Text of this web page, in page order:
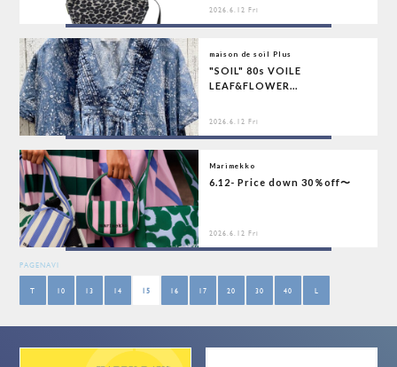
2026.6.12 Fri
maison de soil Plus
"SOIL" 80s VOILE
LEAF&FLOWER...
2026.6.12 Fri
Marimekko
6.12- Price down 30％off〜
2026.6.12 Fri
PAGENAVI
T 10 13 14 15 16 17 20 30 40 L